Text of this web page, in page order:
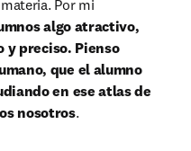
Por mi
algo atractivo,
y preciso. Pienso
que el alumno
en ese atlas de
nosotros.